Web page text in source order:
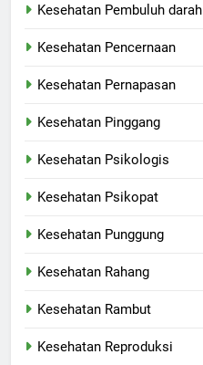
Kesehatan Pembuluh darah
Kesehatan Pencernaan
Kesehatan Pernapasan
Kesehatan Pinggang
Kesehatan Psikologis
Kesehatan Psikopat
Kesehatan Punggung
Kesehatan Rahang
Kesehatan Rambut
Kesehatan Reproduksi